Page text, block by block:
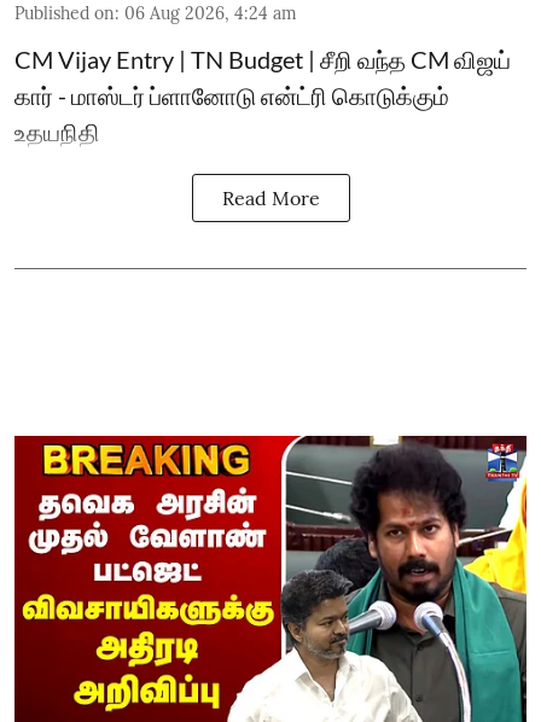
Published on: 06 Aug 2026, 4:24 am
CM Vijay Entry | TN Budget | சீறி வந்த CM விஜய்
கார் - மாஸ்டர் ப்ளானோடு என்ட்ரி கொடுக்கும்
உதயநிதி
Read More